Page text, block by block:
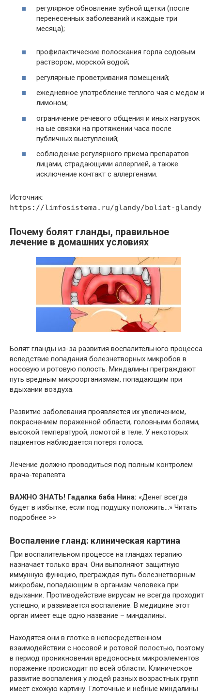
регулярное обновление зубной щетки (после
перенесенных заболеваний и каждые три
месяца);
профилактические полоскания горла содовым
раствором, морской водой;
регулярные проветривания помещений;
ежедневное употребление теплого чая с медом и
лимоном;
ограничение речевого общения и иных нагрузок
на ые связки на протяжении часа после
публичных выступлений;
соблюдение регулярного приема препаратов
лицами, страдающими аллергией, а также
исключение контакт с аллергенами.
Источник:
https://limfosistema.ru/glandy/boliat-glandy
Почему болят гланды, правильное
лечение в домашних условиях
Болят гланды из-за развития воспалительного процесса
вследствие попадания болезнетворных микробов в
носовую и ротовую полость. Миндалины преграждают
путь вредным микроорганизмам, попадающим при
вдыхании воздуха.
Развитие заболевания проявляется их увеличением,
покраснением пораженной области, головными болями,
высокой температурой, ломотой в теле. У некоторых
пациентов наблюдается потеря голоса.
Лечение должно проводиться под полным контролем
врача-терапевта.
ВАЖНО ЗНАТЬ! Гадалка баба Нина: «Денег всегда
будет в избытке, если под подушку положить…» Читать
подробнее >>
Воспаление гланд: клиническая картина
При воспалительном процессе на гландах терапию
назначает только врач. Они выполняют защитную
иммунную функцию, преграждая путь болезнетворным
микробам, попадающим в организм человека при
вдыхании. Противодействие вирусам не всегда проходит
успешно, и развивается воспаление. В медицине этот
орган имеет еще одно название – миндалины.
Находятся они в глотке в непосредственном
взаимодействии с носовой и ротовой полостью, поэтому
в период проникновения вредоносных микроэлементов
поражение происходит по всей области. Клиническое
развитие воспаления у людей разных возрастных групп
имеет схожую картину. Глоточные и небные миндалины